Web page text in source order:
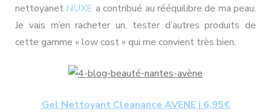
nettoyanet NUXE a contribué au rééquilibre de ma peau.
Je vais m’en racheter un, tester d’autres produits de
cette gamme « low cost » qui me convient très bien.
Gel Nettoyant Cleanance AVENE | 6,95€